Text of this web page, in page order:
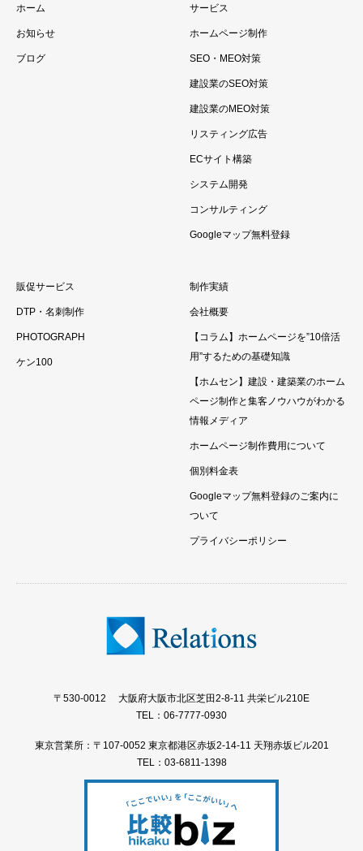
ホーム
お知らせ
ブログ
サービス
ホームページ制作
SEO・MEO対策
建設業のSEO対策
建設業のMEO対策
リスティング広告
ECサイト構築
システム開発
コンサルティング
Googleマップ無料登録
販促サービス
DTP・名刺制作
PHOTOGRAPH
ケン100
制作実績
会社概要
【コラム】ホームページを”10倍活
用”するための基礎知識
【ホムセン】建設・建築業のホーム
ページ制作と集客ノウハウがわかる
情報メディア
ホームページ制作費用について
個別料金表
Googleマップ無料登録のご案内に
ついて
プライバシーポリシー
〒530-0012 大阪府大阪市北区芝田2-8-11 共栄ビル210E
TEL：06-7777-0930
東京営業所：〒107-0052 東京都港区赤坂2-14-11 天翔赤坂ビル201
TEL：03-6811-1398